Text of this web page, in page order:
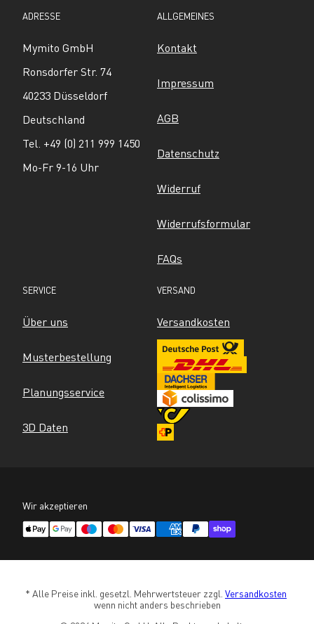
ADRESSE
Mymito GmbH
Ronsdorfer Str. 74
40233 Düsseldorf
Deutschland
Tel. +49 (0) 211 999 1450
Mo-Fr 9-16 Uhr
ALLGEMEINES
Kontakt
Impressum
AGB
Datenschutz
Widerruf
Widerrufsformular
FAQs
SERVICE
Über uns
Musterbestellung
Planungsservice
3D Daten
VERSAND
Versandkosten
Wir akzeptieren
* Alle Preise inkl. gesetzl. Mehrwertsteuer zzgl. Versandkosten
wenn nicht anders beschrieben